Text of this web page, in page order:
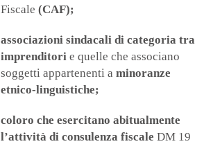
Fiscale (CAF);
associazioni sindacali di categoria tra
imprenditori e quelle che associano
soggetti appartenenti a minoranze
etnico-linguistiche;
coloro che esercitano abitualmente
l’attività di consulenza fiscale DM 19